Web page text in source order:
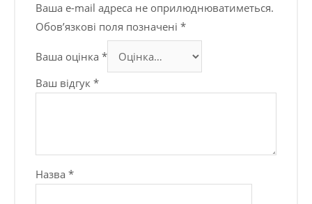
Ваша e-mail адреса не оприлюднюватиметься.
Обов’язкові поля позначені*
Ваша оцінка*
Ваш відгук*
Назва*